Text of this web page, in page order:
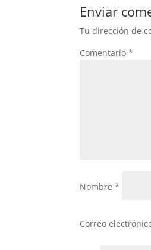
Enviar
Tu dirección de
Comentario*
Nombre*
Correo